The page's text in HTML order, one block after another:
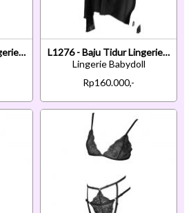
L1166 - Baju Tidur Lingerie Jumbo Big Size Teddy Bodysuit Halter Putih Transparan
L1276 - Baju Tidur Lingerie Babydoll Mini Dress Hitam Transparan Bra Kawat Open Cup
Lingerie Babydoll
Rp160.000,-